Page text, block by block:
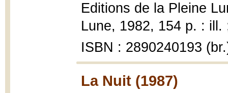
Editions de la Pleine
Lune, 1982, 154 p. : ill.
ISBN : 2890240193
La Nuit (1987)